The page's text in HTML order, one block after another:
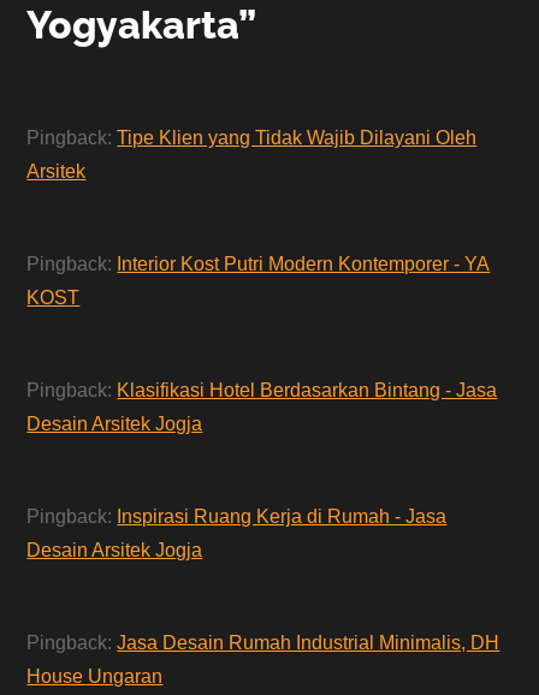
Yogyakarta”
Pingback:Tipe Klien yang Tidak Wajib Dilayani Oleh
Arsitek
Pingback: Interior Kost Putri Modern Kontemporer - YA
KOST
Pingback: Klasifikasi Hotel Berdasarkan Bintang - Jasa
Desain Arsitek Jogja
Pingback: Inspirasi Ruang Kerja di Rumah - Jasa
Desain Arsitek Jogja
Pingback:Jasa Desain Rumah Industrial Minimalis, DH
House Ungaran